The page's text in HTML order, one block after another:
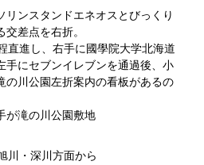
ンスタンドエネオスとびっくり
交差点を右折。
直進し、右手に國學院大学北海道
手にセブンイレブンを通過後、小
の川公園左折案内の看板があるの
滝の川公園敷地
川・深川方面から